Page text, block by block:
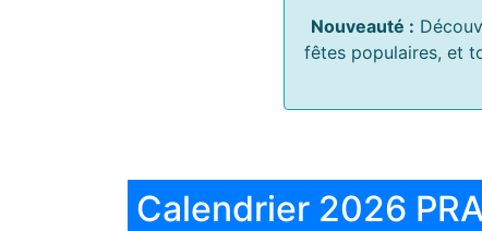
Nouveauté :
fêtes populaires, et
Calendrier 2026